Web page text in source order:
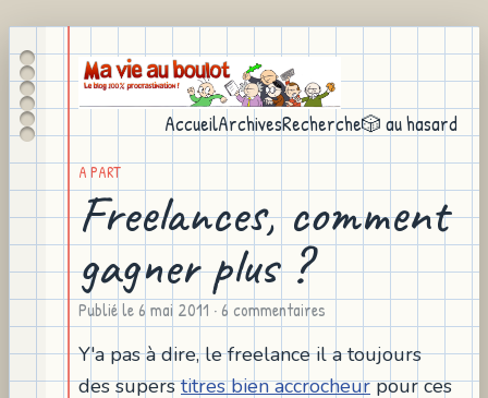
AccueilArchivesRecherche🎲 au hasard
A PART
Freelances, comment
gagner plus ?
Publié le 6 mai 2011 · 6 commentaires
Y'a pas à dire, le freelance il a toujours
des superstitres bien accrocheurpour ces